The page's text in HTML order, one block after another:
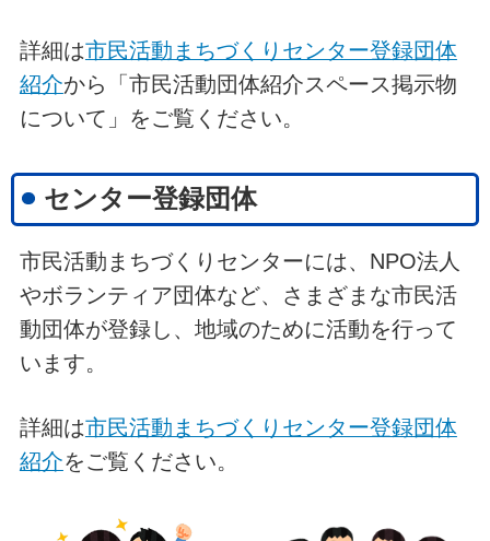
詳細は市民活動まちづくりセンター登録団体
紹介から「市民活動団体紹介スペース掲示物
について」をご覧ください。
センター登録団体
市民活動まちづくりセンターには、NPO法人
やボランティア団体など、さまざまな市民活
動団体が登録し、地域のために活動を行って
います。
詳細は市民活動まちづくりセンター登録団体
紹介をご覧ください。